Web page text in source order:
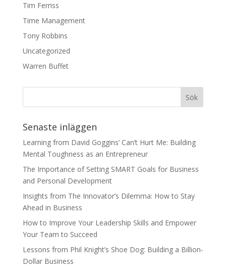
Tim Ferriss
Time Management
Tony Robbins
Uncategorized
Warren Buffet
Senaste inläggen
Learning from David Goggins’ Can’t Hurt Me: Building
Mental Toughness as an Entrepreneur
The Importance of Setting SMART Goals for Business
and Personal Development
Insights from The Innovator’s Dilemma: How to Stay
Ahead in Business
How to Improve Your Leadership Skills and Empower
Your Team to Succeed
Lessons from Phil Knight’s Shoe Dog: Building a Billion-
Dollar Business